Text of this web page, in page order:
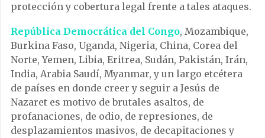
protección y cobertura legal frente a tales ataques.
República Democrática del Congo, Mozambique,
Burkina Faso, Uganda, Nigeria, China, Corea del
Norte, Yemen, Libia, Eritrea, Sudán, Pakistán, Irán,
India, Arabia Saudí, Myanmar, y un largo etcétera
de países en donde creer y seguir a Jesús de
Nazaret es motivo de brutales asaltos, de
profanaciones, de odio, de represiones, de
desplazamientos masivos, de decapitaciones y